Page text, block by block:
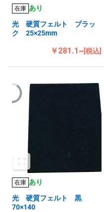
在庫 あり
光 硬質フェルト ブラッ
ク 25×25mm
￥281.1~[税込]
在庫 あり
光 硬質フェルト 黒
70×140